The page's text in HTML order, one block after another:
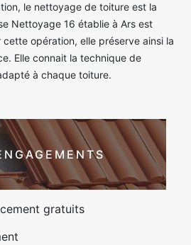
le nettoyage de toiture est la
Nettoyage 16 établie à Ars est
opération, elle préserve ainsi la
Elle connait la technique de
à chaque toiture.
gratuits